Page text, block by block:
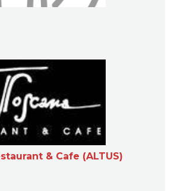
& Cafe (ALTUS)